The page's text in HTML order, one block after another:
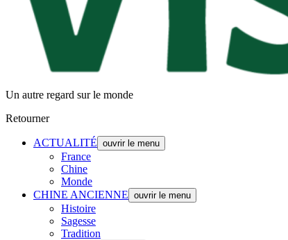
Un autre regard sur le monde
Retourner
ACTUALITÉ ouvrir le menu
France
Chine
Monde
CHINE ANCIENNE ouvrir le menu
Histoire
Sagesse
Tradition